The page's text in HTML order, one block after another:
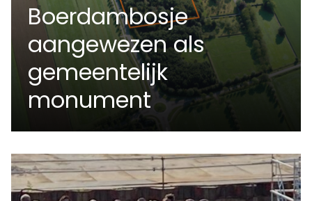
Boerdambosje
aangewezen als
gemeentelijk
monument